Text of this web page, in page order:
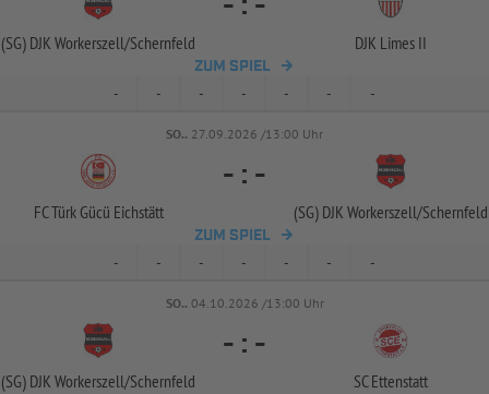
(SG) DJK Workerszell/Schernfeld DJK Limes II
ZUM SPIEL
- - - - - - -
SO.. 27.09.2026 /13:00 Uhr
FC Türk Gücü Eichstätt
- : -
(SG) DJK Workerszell/Schernfeld
ZUM SPIEL
- - - - - - -
SO.. 04.10.2026 /13:00 Uhr
(SG) DJK Workerszell/Schernfeld
- : -
SC Ettenstatt